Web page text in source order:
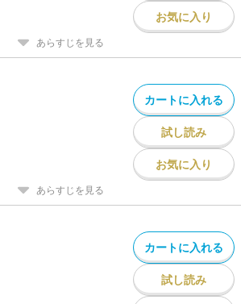
お気に入り
あらすじを見る
カートに入れる
試し読み
お気に入り
あらすじを見る
カートに入れる
試し読み